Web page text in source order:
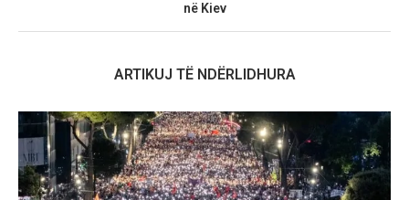
në Kiev
ARTIKUJ TË NDËRLIDHURA